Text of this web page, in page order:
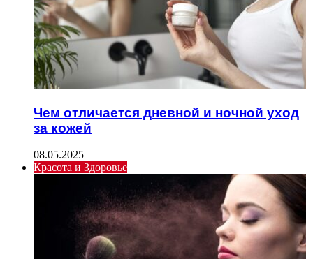
Чем отличается дневной и ночной уход
за кожей
08.05.2025
Красота и Здоровье